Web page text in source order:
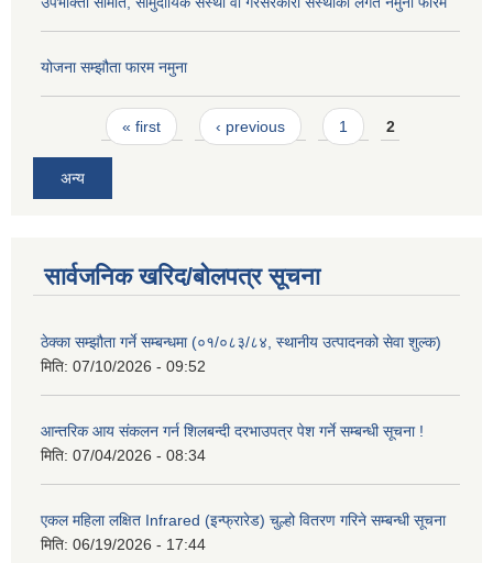
योजना सम्झौता फारम नमुना
Pages« first ‹ previous 1 2
अन्य
सार्वजनिक खरिद/बोलपत्र सूचना
ठेक्का सम्झौता गर्ने सम्बन्धमा (०१/०८३/८४, स्थानीय उत्पादनको सेवा शुल्क)
मिति: 07/10/2026 - 09:52
आन्तरिक आय संकलन गर्न शिलबन्दी दरभाउपत्र पेश गर्ने सम्बन्धी सूचना !
मिति: 07/04/2026 - 08:34
एकल महिला लक्षित Infrared (इन्फ्रारेड) चुल्हो वितरण गरिने सम्बन्धी सूचना
मिति: 06/19/2026 - 17:44